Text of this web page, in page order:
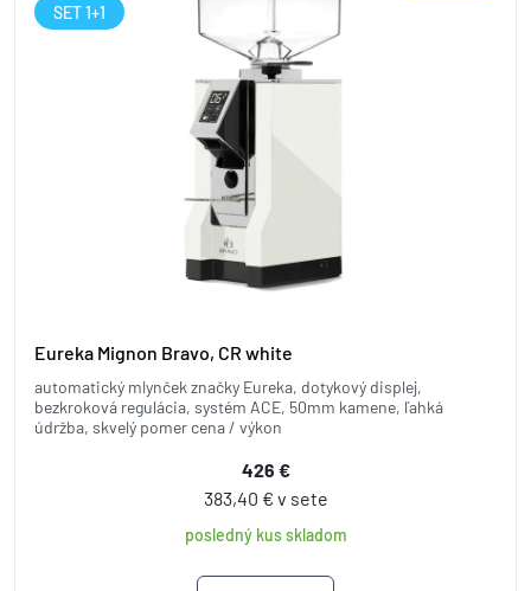
Eureka Mignon Bravo, CR white
automatický mlynček značky Eureka, dotykový displej,
bezkroková regulácia, systém ACE, 50mm kamene, ľahká
údržba, skvelý pomer cena / výkon
426 €
383,40 € v sete
posledný kus skladom
SET 1+1